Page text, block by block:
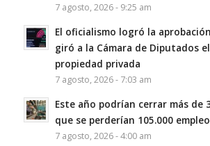
7 agosto, 2026 - 9:25 am
El oficialismo logró la
giró a la Cámara de Diputados
propiedad privada
7 agosto, 2026 - 7:03 am
Este año podrían cerrar más de
que se perderían 105.000
7 agosto, 2026 - 4:00 am